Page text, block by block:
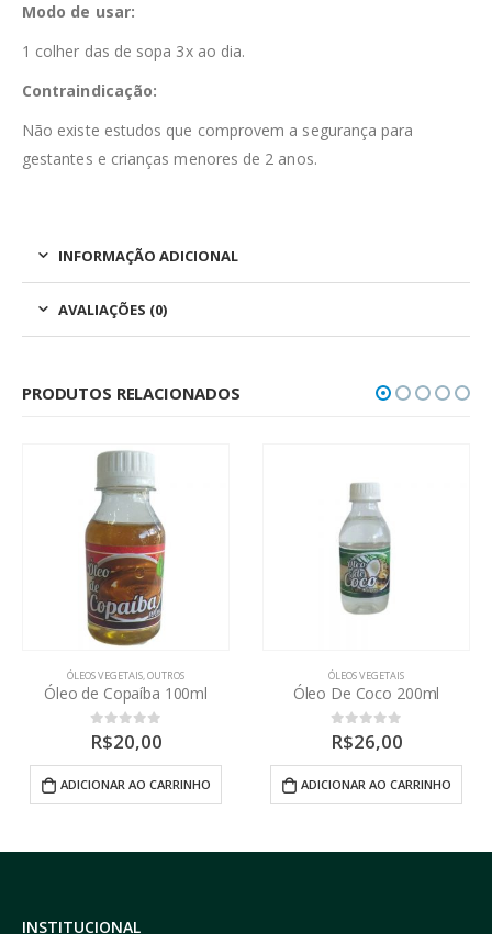
Modo de usar:
1 colher das de sopa 3x ao dia.
Contraindicação:
Não existe estudos que comprovem a segurança para
gestantes e crianças menores de 2 anos.
INFORMAÇÃO ADICIONAL
AVALIAÇÕES (0)
PRODUTOS RELACIONADOS
ÓLEOS VEGETAIS,OUTROS
Óleo de Copaíba 100ml
0out of 5
R$20,00
ADICIONAR AO CARRINHO
ÓLEOS VEGETAIS
Óleo De Coco 200ml
0out of 5
R$26,00
ADICIONAR AO CARRINHO
INSTITUCIONAL